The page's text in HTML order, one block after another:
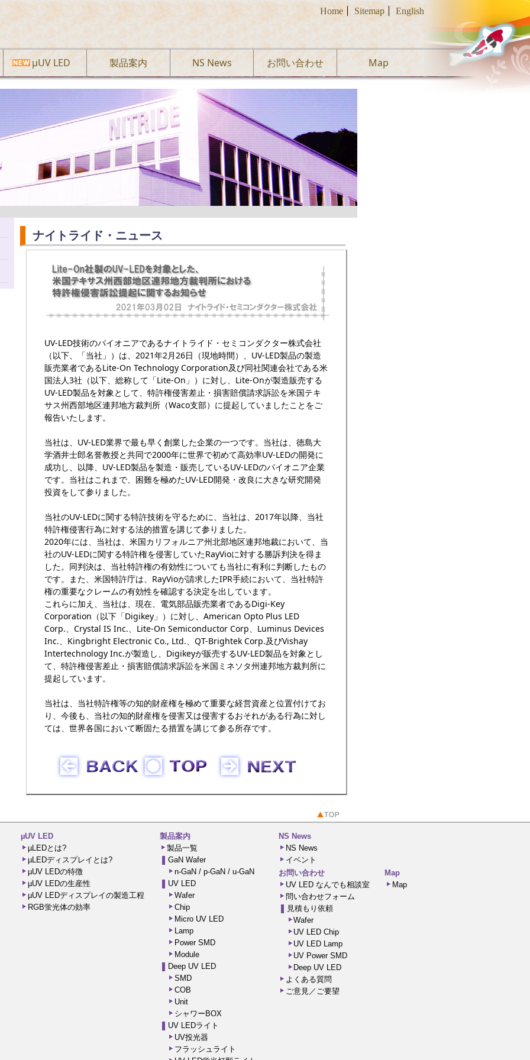
Home Sitemap English
µUV LED 製品案内 NS News お問い合わせ Map
ナイトライド・ニュース
UV-LED技術のパイオニアであるナイトライド・セミコンダクター株式会社
（以下、「当社」）は、2021年2月26日（現地時間）、UV-LED製品の製造
販売業者であるLite-On Technology Corporation及び同社関連会社である米
国法人3社（以下、総称して「Lite-On」）に対し、Lite-Onが製造販売する
UV-LED製品を対象として、特許権侵害差止・損害賠償請求訴訟を米国テキ
サス州西部地区連邦地方裁判所（Waco支部）に提起していましたことをご
報告いたします。
当社は、UV-LED業界で最も早く創業した企業の一つです。当社は、徳島大
学酒井士郎名誉教授と共同で2000年に世界で初めて高効率UV-LEDの開発に
成功し、以降、UV-LED製品を製造・販売しているUV-LEDのパイオニア企業
です。当社はこれまで、困難を極めたUV-LED開発・改良に大きな研究開発
投資をして参りました。
当社のUV-LEDに関する特許技術を守るために、当社は、2017年以降、当社
特許権侵害行為に対する法的措置を講じて参りました。
2020年には、当社は、米国カリフォルニア州北部地区連邦地裁において、当
社のUV-LEDに関する特許権を侵害していたRayVioに対する勝訴判決を得ま
した。同判決は、当社特許権の有効性についても当社に有利に判断したもの
です。また、米国特許庁は、RayVioが請求したIPR手続において、当社特許
権の重要なクレームの有効性を確認する決定を出しています。
これらに加え、当社は、現在、電気部品販売業者であるDigi-Key
Corporation（以下「Digikey」）に対し、American Opto Plus LED
Corp.、Crystal IS Inc.、Lite-On Semiconductor Corp、Luminus Devices
Inc.、Kingbright Electronic Co., Ltd.、QT-Brightek Corp.及びVishay
Intertechnology Inc.が製造し、Digikeyが販売するUV-LED製品を対象とし
て、特許権侵害差止・損害賠償請求訴訟を米国ミネソタ州連邦地方裁判所に
提起しています。
当社は、当社特許権等の知的財産権を極めて重要な経営資産と位置付けてお
り、今後も、当社の知的財産権を侵害又は侵害するおそれがある行為に対し
ては、世界各国において断固たる措置を講じて参る所存です。
µUV LED
µLEDとは?
µLEDディスプレイとは?
µUV LEDの特徴
µUV LEDの生産性
µUV LEDディスプレイの製造工程
RGB蛍光体の効率
製品案内
製品一覧
GaN Wafer
n-GaN / p-GaN / u-GaN
UV LED
Wafer
Chip
Micro UV LED
Lamp
Power SMD
Module
Deep UV LED
SMD
COB
Unit
シャワーBOX
UV LEDライト
UV投光器
フラッシュライト
NS News
NS News
イベント
お問い合わせ
UV LED なんでも相談室
問い合わせフォーム
見積もり依頼
Wafer
UV LED Chip
UV LED Lamp
UV Power SMD
Deep UV LED
よくある質問
ご意見／ご要望
Map
Map